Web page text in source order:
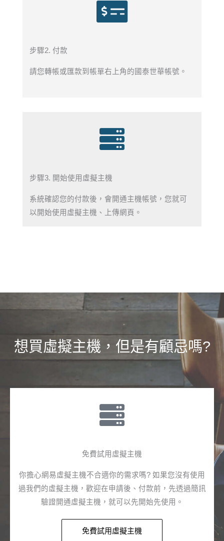
步驟2. 付款
請您轉帳或匯款到帳單右上角的國泰世華帳號。
步驟3. 開始使用虛擬主機
系統確認您的付款後，會開通主機帳號，您就可
以開始使用虛擬主機、上傳網頁。
想買虛擬主機，但是有顧忌嗎?
免費試用虛擬主機​
你擔心網易虛擬主機不合適你的需求嗎? 如果您沒有使用
過我們的虛擬主機，歡迎在申請後、付款前，先透過簡訊
驗證開通虛擬主機，就可以先開始先使用。
免費試用虛擬主機​​